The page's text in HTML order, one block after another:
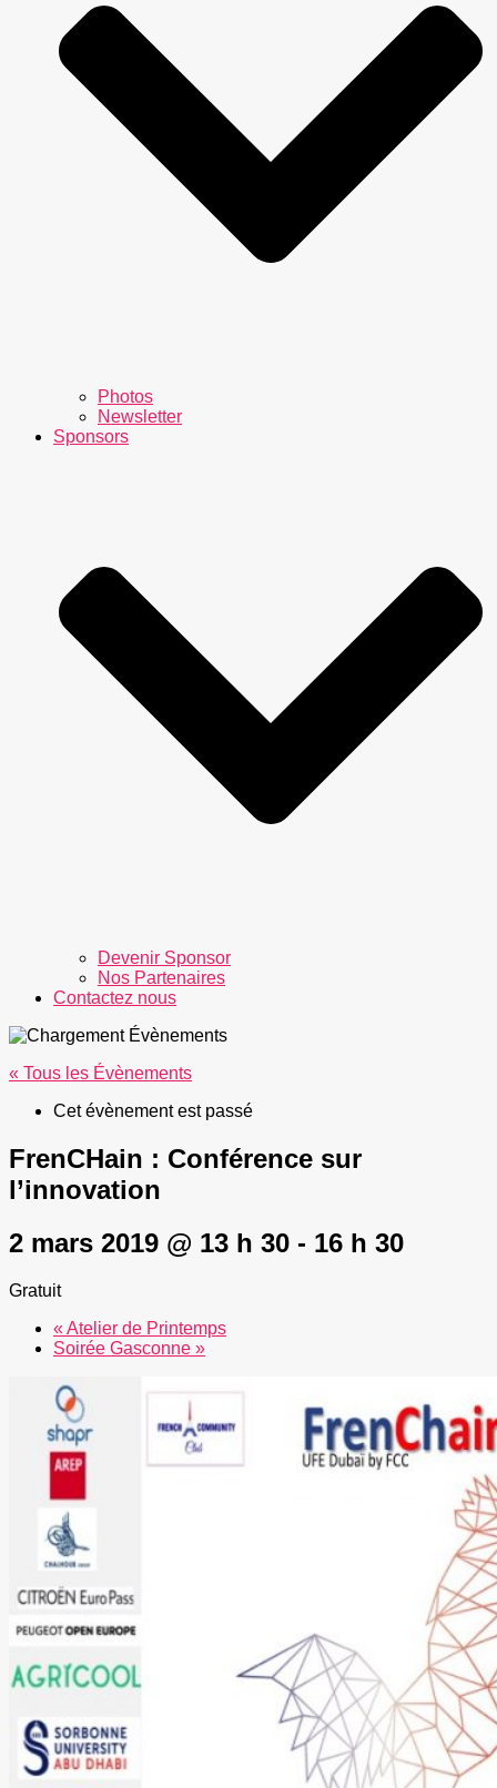
Photos
Newsletter
Sponsors
Devenir Sponsor
Nos Partenaires
Contactez nous
« Tous les Évènements
Cet évènement est passé
FrenCHain : Conférence sur
l’innovation
2 mars 2019 @ 13 h 30 - 16 h 30
Gratuit
« Atelier de Printemps
Soirée Gasconne »